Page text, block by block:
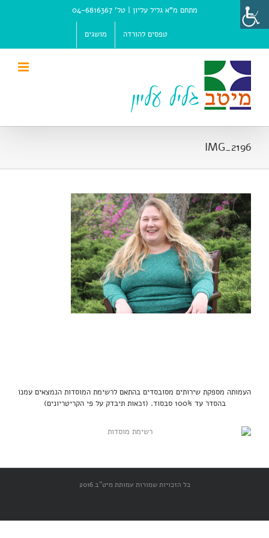
content
מתחם מ"א גליל עליון |טל' 04-6816367
טפסים להורדה מושגים
IMG_2196
העמותה מספקת שירותים מסובסדים בהתאם לרשימת המוסדות הנמצאים עמנו
בהסדר עד 100% סבסוד. (זכאות תיבדק על פי הקריטריונים)
כל הזכויות שמורות עמותת מיט"ב 2016